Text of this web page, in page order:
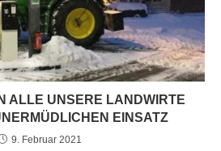
ALLE UNSERE LANDWIRTE
EINSATZ
9. Februar 2021